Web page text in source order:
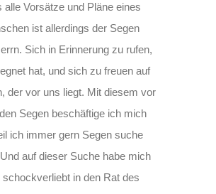
alle Vorsätze und Pläne eines
ist allerdings der Segen
Sich in Erinnerung zu rufen,
hat, und sich zu freuen auf
der vor uns liegt. Mit diesem vor
Segen beschäftige ich mich
ich immer gern Segen suche
auf dieser Suche habe mich
schockverliebt in den Rat des